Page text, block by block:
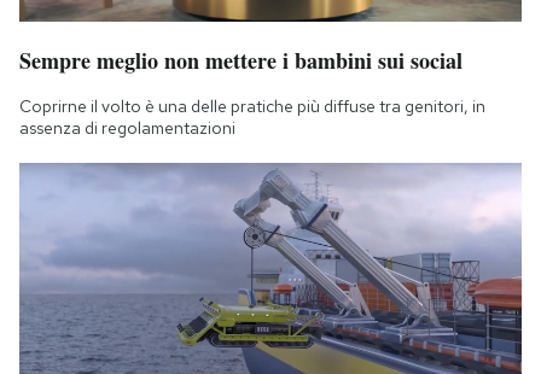
Sempre meglio non mettere i bambini sui social
Coprirne il volto è una delle pratiche più diffuse tra genitori, in
assenza di regolamentazioni